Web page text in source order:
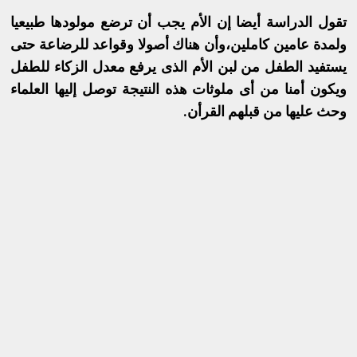
تقول الدراسة أيضا إن الأم يجب أن ترضع مولودها طبيعيا
ولمدة عامين كاملين،وأن هناك أصولا وقواعد للرضاعة حتى
يستفيد الطفل من لبن الأم الذى يرفع معدل الزكاء للطفل
ويكون أمنا من أى ملوثات هذه النتيجة توصل إليها العلماء
وحث عليها من قبلهم القرأن.